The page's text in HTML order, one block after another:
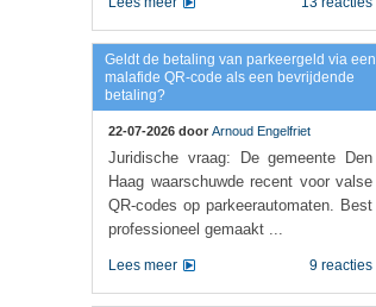
Geldt de betaling van parkeergeld via een
malafide QR-code als een bevrijdende
betaling?
22-07-2026 door Arnoud Engelfriet
Juridische vraag: De gemeente Den
Haag waarschuwde recent voor valse
QR-codes op parkeerautomaten. Best
professioneel gemaakt ...
9 reacties
Lees meer